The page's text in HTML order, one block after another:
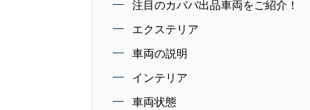
注目のカババ出品車両をご紹介！
エクステリア
車両の説明
インテリア
車両状態